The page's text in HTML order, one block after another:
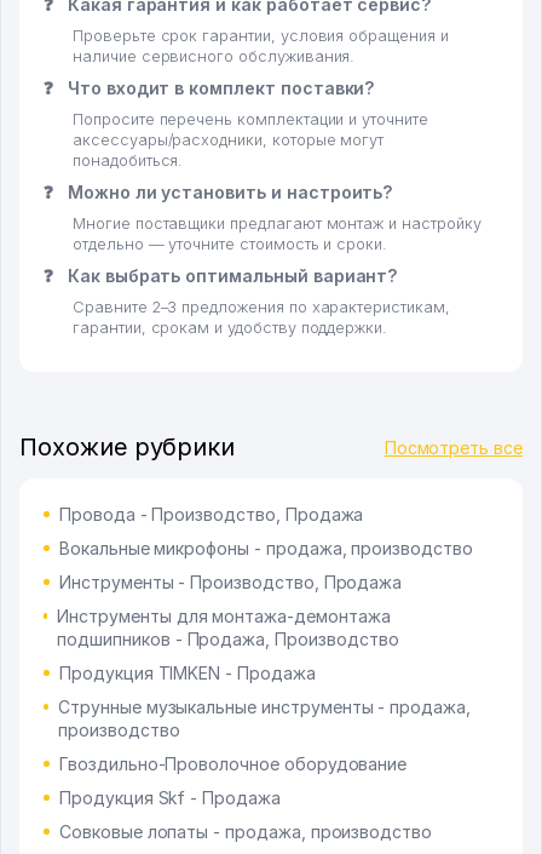
❓ Какая гарантия и как работает сервис?
Проверьте срок гарантии, условия обращения и
наличие сервисного обслуживания.
❓ Что входит в комплект поставки?
Попросите перечень комплектации и уточните
аксессуары/расходники, которые могут
понадобиться.
❓ Можно ли установить и настроить?
Многие поставщики предлагают монтаж и настройку
отдельно — уточните стоимость и сроки.
❓ Как выбрать оптимальный вариант?
Сравните 2–3 предложения по характеристикам,
гарантии, срокам и удобству поддержки.
Похожие рубрики Посмотреть все
Провода - Производство, Продажа
Вокальные микрофоны - продажа, производство
Инструменты - Производство, Продажа
Инструменты для монтажа-демонтажа
подшипников - Продажа, Производство
Продукция TIMKEN - Продажа
Струнные музыкальные инструменты - продажа,
производство
Гвоздильно-Проволочное оборудование
Продукция Skf - Продажа
Совковые лопаты - продажа, производство